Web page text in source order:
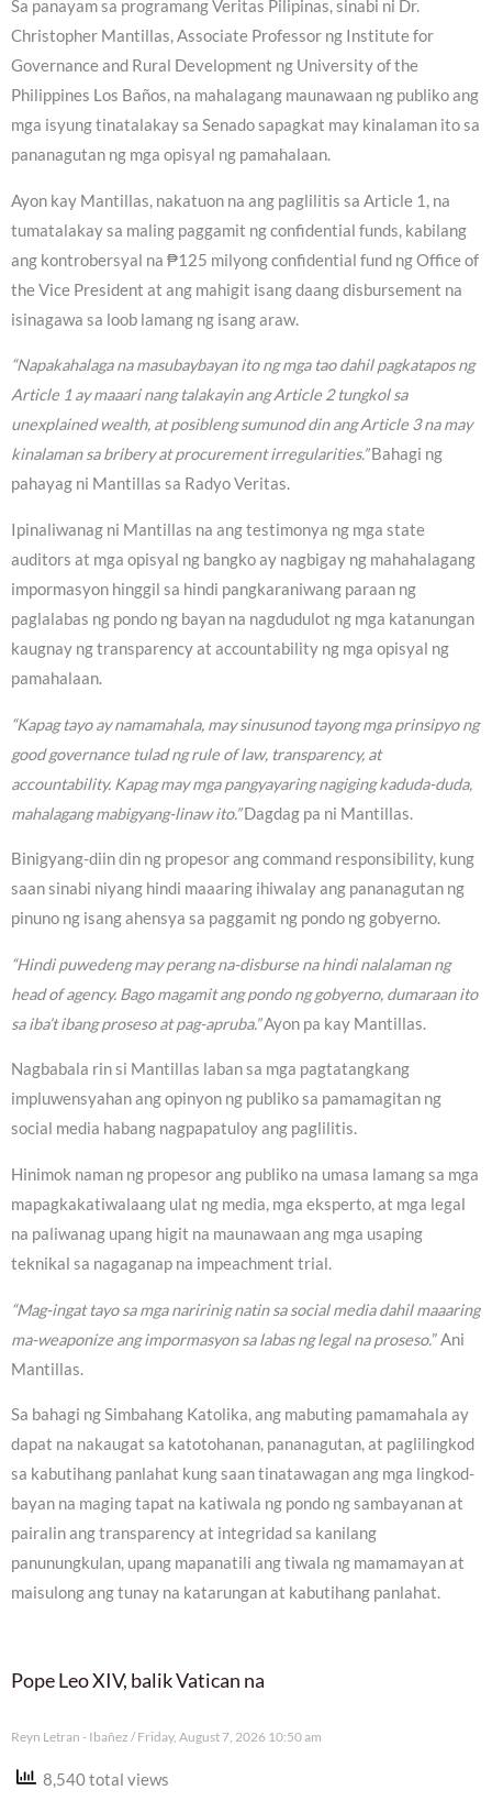
Sa panayam sa programang Veritas Pilipinas, sinabi ni Dr.
Christopher Mantillas, Associate Professor ng Institute for
Governance and Rural Development ng University of the
Philippines Los Baños, na mahalagang maunawaan ng publiko ang
mga isyung tinatalakay sa Senado sapagkat may kinalaman ito sa
pananagutan ng mga opisyal ng pamahalaan.
Ayon kay Mantillas, nakatuon na ang paglilitis sa Article 1, na
tumatalakay sa maling paggamit ng confidential funds, kabilang
ang kontrobersyal na ₱125 milyong confidential fund ng Office of
the Vice President at ang mahigit isang daang disbursement na
isinagawa sa loob lamang ng isang araw.
“Napakahalaga na masubaybayan ito ng mga tao dahil pagkatapos ng
Article 1 ay maaari nang talakayin ang Article 2 tungkol sa
unexplained wealth, at posibleng sumunod din ang Article 3 na may
kinalaman sa bribery at procurement irregularities.”Bahagi ng
pahayag ni Mantillas sa Radyo Veritas.
Ipinaliwanag ni Mantillas na ang testimonya ng mga state
auditors at mga opisyal ng bangko ay nagbigay ng mahahalagang
impormasyon hinggil sa hindi pangkaraniwang paraan ng
paglalabas ng pondo ng bayan na nagdudulot ng mga katanungan
kaugnay ng transparency at accountability ng mga opisyal ng
pamahalaan.
“Kapag tayo ay namamahala, may sinusunod tayong mga prinsipyo ng
good governance tulad ng rule of law, transparency, at
accountability. Kapag may mga pangyayaring nagiging kaduda-duda,
mahalagang mabigyang-linaw ito.”Dagdag pa ni Mantillas.
Binigyang-diin din ng propesor ang command responsibility, kung
saan sinabi niyang hindi maaaring ihiwalay ang pananagutan ng
pinuno ng isang ahensya sa paggamit ng pondo ng gobyerno.
“Hindi puwedeng may perang na-disburse na hindi nalalaman ng
head of agency. Bago magamit ang pondo ng gobyerno, dumaraan ito
sa iba’t ibang proseso at pag-apruba.”Ayon pa kay Mantillas.
Nagbabala rin si Mantillas laban sa mga pagtatangkang
impluwensyahan ang opinyon ng publiko sa pamamagitan ng
social media habang nagpapatuloy ang paglilitis.
Hinimok naman ng propesor ang publiko na umasa lamang sa mga
mapagkakatiwalaang ulat ng media, mga eksperto, at mga legal
na paliwanag upang higit na maunawaan ang mga usaping
teknikal sa nagaganap na impeachment trial.
“Mag-ingat tayo sa mga naririnig natin sa social media dahil maaaring
ma-weaponize ang impormasyon sa labas ng legal na proseso.” Ani
Mantillas.
Sa bahagi ng Simbahang Katolika, ang mabuting pamamahala ay
dapat na nakaugat sa katotohanan, pananagutan, at paglilingkod
sa kabutihang panlahat kung saan tinatawagan ang mga lingkod-
bayan na maging tapat na katiwala ng pondo ng sambayanan at
pairalin ang transparency at integridad sa kanilang
panunungkulan, upang mapanatili ang tiwala ng mamamayan at
maisulong ang tunay na katarungan at kabutihang panlahat.
Pope Leo XIV, balik Vatican na
Reyn Letran - Ibañez Friday, August 7, 2026 10:50 am
8,540 total views